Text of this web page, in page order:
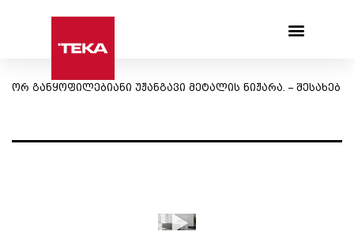
ორ განყოფილებიანი უჟანგავი მეტალის ნიჟარა. – შესახებ